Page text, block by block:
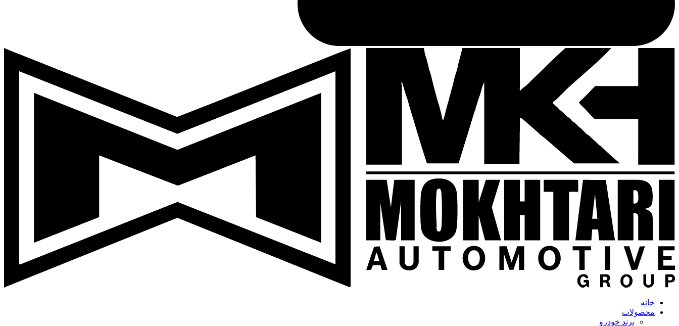
خانه
محصولات
برند خودرو